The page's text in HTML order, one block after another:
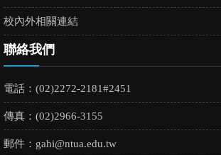
校內外相關連結
聯絡我們
電話：(02)2272-2181#2451
傳真：(02)2966-3155
郵件： gahi@ntua.edu.tw